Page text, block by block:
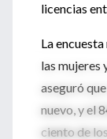
licencias
La
las mujeres
aseguró
nuevo, y el
ciento de